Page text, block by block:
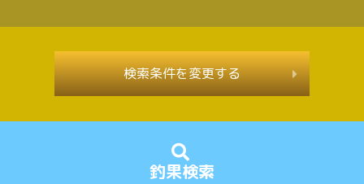
釣果検索
検索条件を変更する